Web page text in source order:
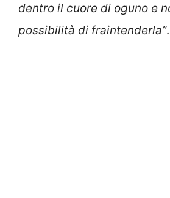
dentro il cuore di oguno e
possibilità di fraintenderla”.